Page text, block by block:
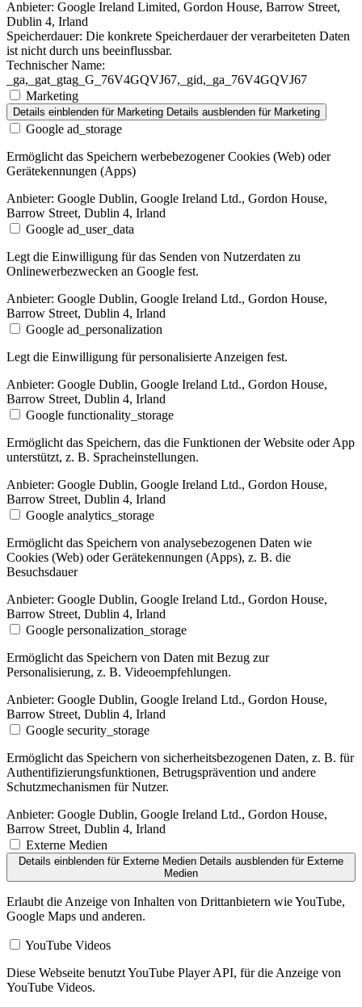
Anbieter: Google Ireland Limited, Gordon House, Barrow Street,
Dublin 4, Irland
Speicherdauer: Die konkrete Speicherdauer der verarbeiteten Daten
ist nicht durch uns beeinflussbar.
Technischer Name:
_ga,_gat_gtag_G_76V4GQVJ67,_gid,_ga_76V4GQVJ67
Marketing
Details einblenden für Marketing Details ausblenden für Marketing
Google ad_storage
Ermöglicht das Speichern werbebezogener Cookies (Web) oder
Gerätekennungen (Apps)
Anbieter: Google Dublin, Google Ireland Ltd., Gordon House,
Barrow Street, Dublin 4, Irland
Google ad_user_data
Legt die Einwilligung für das Senden von Nutzerdaten zu
Onlinewerbezwecken an Google fest.
Anbieter: Google Dublin, Google Ireland Ltd., Gordon House,
Barrow Street, Dublin 4, Irland
Google ad_personalization
Legt die Einwilligung für personalisierte Anzeigen fest.
Anbieter: Google Dublin, Google Ireland Ltd., Gordon House,
Barrow Street, Dublin 4, Irland
Google functionality_storage
Ermöglicht das Speichern, das die Funktionen der Website oder App
unterstützt, z. B. Spracheinstellungen.
Anbieter: Google Dublin, Google Ireland Ltd., Gordon House,
Barrow Street, Dublin 4, Irland
Google analytics_storage
Ermöglicht das Speichern von analysebezogenen Daten wie
Cookies (Web) oder Gerätekennungen (Apps), z. B. die
Besuchsdauer
Anbieter: Google Dublin, Google Ireland Ltd., Gordon House,
Barrow Street, Dublin 4, Irland
Google personalization_storage
Ermöglicht das Speichern von Daten mit Bezug zur
Personalisierung, z. B. Videoempfehlungen.
Anbieter: Google Dublin, Google Ireland Ltd., Gordon House,
Barrow Street, Dublin 4, Irland
Google security_storage
Ermöglicht das Speichern von sicherheitsbezogenen Daten, z. B. für
Authentifizierungsfunktionen, Betrugsprävention und andere
Schutzmechanismen für Nutzer.
Anbieter: Google Dublin, Google Ireland Ltd., Gordon House,
Barrow Street, Dublin 4, Irland
Externe Medien
Details einblenden für Externe Medien Details ausblenden für Externe
Medien
Erlaubt die Anzeige von Inhalten von Drittanbietern wie YouTube,
Google Maps und anderen.
YouTube Videos
Diese Webseite benutzt YouTube Player API, für die Anzeige von
YouTube Videos.